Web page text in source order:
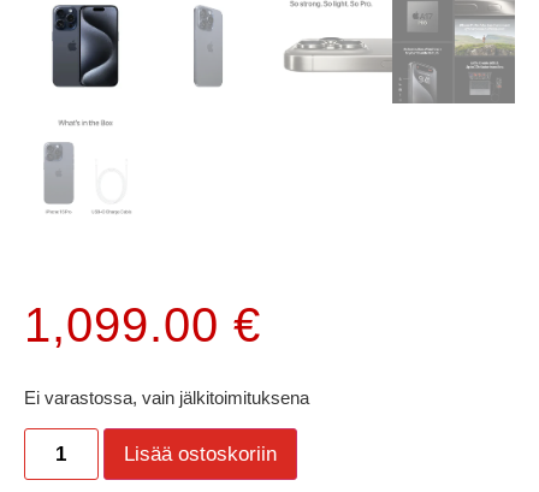
1,099.00 €
Ei varastossa, vain jälkitoimituksena
Lisää ostoskoriin